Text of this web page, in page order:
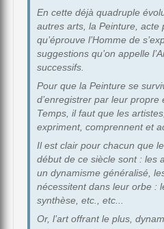
En cette déjà quadruple
autres arts, la Peinture, acte
qu’éprouve l’Homme de
suggestions qu’on appelle
successifs.
Pour que la Peinture se
d’enregistrer par leur
Temps, il faut que les
expriment, comprennent et
Il est clair pour chacun que
début de ce siècle sont : les
un dynamisme généralisé,
nécessitent dans leur orbe :
synthèse, etc., etc...
Or, l’art offrant le plus,